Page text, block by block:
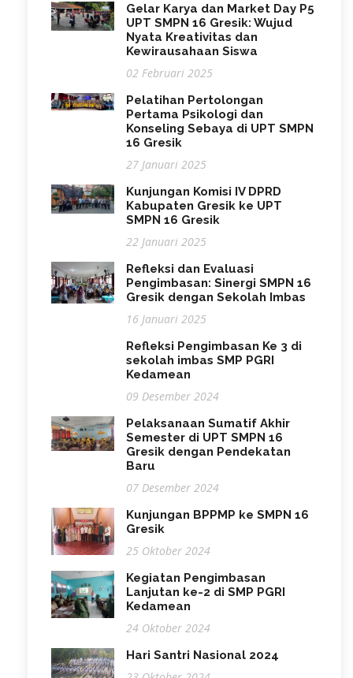
Gelar Karya dan Market Day P5
UPT SMPN 16 Gresik: Wujud
Nyata Kreativitas dan
Kewirausahaan Siswa
02 Februari 2025
Pelatihan Pertolongan
Pertama Psikologi dan
Konseling Sebaya di UPT SMPN
16 Gresik
27 Januari 2025
Kunjungan Komisi IV DPRD
Kabupaten Gresik ke UPT
SMPN 16 Gresik
22 Januari 2025
Refleksi dan Evaluasi
Pengimbasan: Sinergi SMPN 16
Gresik dengan Sekolah Imbas
16 Januari 2025
Refleksi Pengimbasan Ke 3 di
sekolah imbas SMP PGRI
Kedamean
09 Desember 2024
Pelaksanaan Sumatif Akhir
Semester di UPT SMPN 16
Gresik dengan Pendekatan
Baru
07 Desember 2024
Kunjungan BPPMP ke SMPN 16
Gresik
25 Oktober 2024
Kegiatan Pengimbasan
Lanjutan ke-2 di SMP PGRI
Kedamean
24 Oktober 2024
Hari Santri Nasional 2024